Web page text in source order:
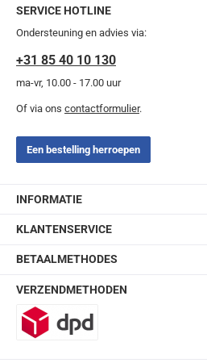
SERVICE HOTLINE
Ondersteuning en advies via:
+31 85 40 10 130
ma-vr, 10.00 - 17.00 uur
Of via ons contactformulier.
Een bestelling herroepen
INFORMATIE
KLANTENSERVICE
BETAALMETHODES
VERZENDMETHODEN